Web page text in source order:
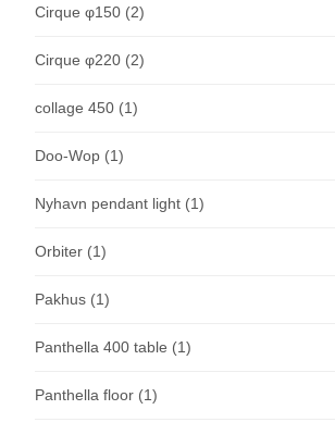
Cirque φ150 (2)
Cirque φ220 (2)
collage 450 (1)
Doo-Wop (1)
Nyhavn pendant light (1)
Orbiter (1)
Pakhus (1)
Panthella 400 table (1)
Panthella floor (1)